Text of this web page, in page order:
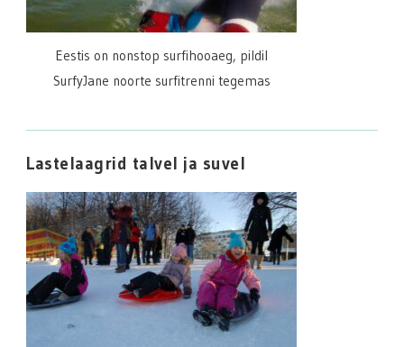
Eestis on nonstop surfihooaeg, pildil
SurfyJane noorte surfitrenni tegemas
Lastelaagrid talvel ja suvel